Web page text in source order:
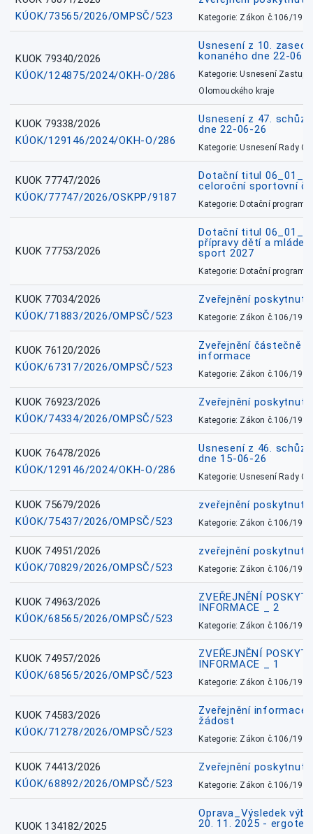
KÚOK/73565/2026/OMPSČ/523
Kategorie: Zákon č.106/1999
KUOK 79340/2026
KÚOK/124875/2024/OKH-O/286
Usnesení z 10.
konaného dne 22-06-
Kategorie: Usnesení
Olomouckého kraje
KUOK 79338/2026
KÚOK/129146/2024/OKH-O/286
Usnesení z 47.
dne 22-06-26
Kategorie: Usnesení Rady
KUOK 77747/2026
KÚOK/77747/2026/OSKPP/9187
Dotační titul
celoroční sportovní
Kategorie: Dotační
KUOK 77753/2026
Dotační titul
přípravy dětí a
sport 2027
Kategorie: Dotační
KUOK 77034/2026
KÚOK/71883/2026/OMPSČ/523
Zveřejnění
Kategorie: Zákon č.106/1999
KUOK 76120/2026
KÚOK/67317/2026/OMPSČ/523
Zveřejnění částečně
informace
Kategorie: Zákon č.106/1999
KUOK 76923/2026
KÚOK/74334/2026/OMPSČ/523
Zveřejnění
Kategorie: Zákon č.106/1999
KUOK 76478/2026
KÚOK/129146/2024/OKH-O/286
Usnesení z 46.
dne 15-06-26
Kategorie: Usnesení Rady
KUOK 75679/2026
KÚOK/75437/2026/OMPSČ/523
zveřejnění
Kategorie: Zákon č.106/1999
KUOK 74951/2026
KÚOK/70829/2026/OMPSČ/523
zveřejnění
Kategorie: Zákon č.106/1999
KUOK 74963/2026
KÚOK/68565/2026/OMPSČ/523
ZVEŘEJNĚNÍ
INFORMACE _ 2
Kategorie: Zákon č.106/1999
KUOK 74957/2026
KÚOK/68565/2026/OMPSČ/523
ZVEŘEJNĚNÍ
INFORMACE _ 1
Kategorie: Zákon č.106/1999
KUOK 74583/2026
KÚOK/71278/2026/OMPSČ/523
Zveřejnění informace
žádost
Kategorie: Zákon č.106/1999
KUOK 74413/2026
KÚOK/68892/2026/OMPSČ/523
Zveřejnění
Kategorie: Zákon č.106/1999
KUOK 134182/2025
Oprava_Výsledek
20. 11. 2025 -